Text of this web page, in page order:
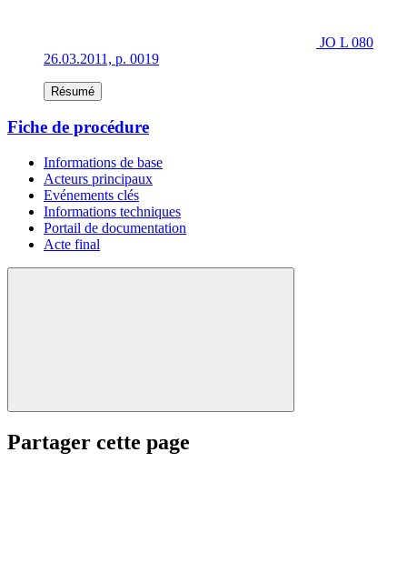
JO L 080
26.03.2011, p. 0019
Résumé
Fiche de procédure
Informations de base
Acteurs principaux
Evénements clés
Informations techniques
Portail de documentation
Acte final
Partager cette page